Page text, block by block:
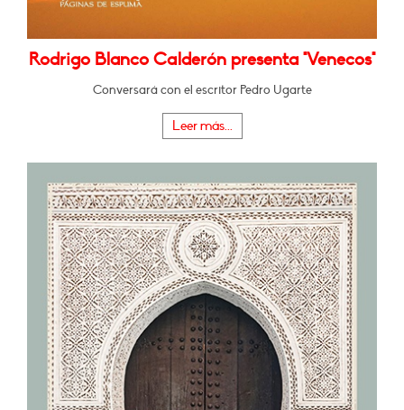
Rodrigo Blanco Calderón presenta "Venecos"
Conversará con el escritor Pedro Ugarte
Leer más...